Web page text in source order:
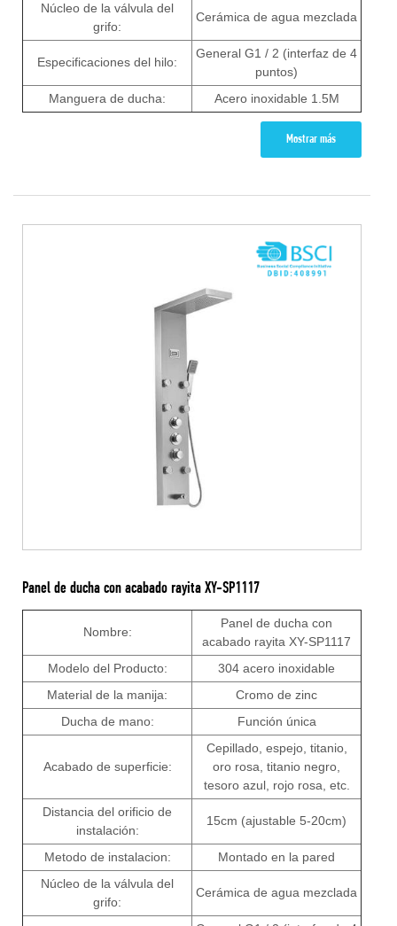
Núcleo de la válvula del
grifo:
Cerámica de agua mezclada
Especificaciones del hilo:
General G1 / 2 (interfaz de 4
puntos)
Manguera de ducha:
Acero inoxidable 1.5M
Mostrar más
Panel de ducha con acabado rayita XY-SP1117
Nombre:
Panel de ducha con
acabado rayita XY-SP1117
Modelo del Producto:
304 acero inoxidable
Material de la manija:
Cromo de zinc
Ducha de mano:
Función única
Acabado de superficie:
Cepillado, espejo, titanio,
oro rosa, titanio negro,
tesoro azul, rojo rosa, etc.
Distancia del orificio de
instalación:
15cm (ajustable 5-20cm)
Metodo de instalacion:
Montado en la pared
Núcleo de la válvula del
grifo:
Cerámica de agua mezclada